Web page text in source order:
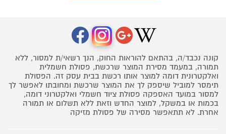
קונה נכבד/ה, בהתאם להוראות החוק, הנך רשאי/ת למסור, ללא
תמורה, במעמד מסירת המוצר שרכשת, פסולת חשמלית
ואלקטרונית דומה למוצר אותו רכשת בבית עסק זה. הפסולת
תימסר למוביל שיספק לך את המוצר שרכשת ומחובתו לאפשר לך
למסור במועד האספקה פסולת ציוד חשמלי ואלקטרוני דומה,
בכמות או במשקל, למוצר החדש וזאת ללא תשלום או תמורה
אחרת. לא תתאפשר מסירה של פסולת מזיקה